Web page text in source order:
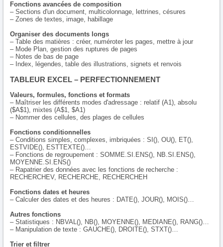
Fonctions avancées de composition
– Sections d'un document, multicolonnage, lettrines, césures
– Zones de textes, image, habillage
Organiser des documents longs
– Table des matières : créer, numéroter les pages, mettre à jour
– Mode Plan, gestion des ruptures de pages
– Notes de bas de page
– Index, légendes, table des illustrations, signets et renvois
TABLEUR EXCEL – PERFECTIONNEMENT
Valeurs, formules, fonctions et formats
– Maîtriser les différents modes d'adressage : relatif (A1), absolu
($A$1), mixtes (A$1, $A1)
– Nommer des cellules, des plages de cellules
Fonctions conditionnelles
– Conditions simples, complexes, imbriquées : SI(), OU(), ET(),
ESTVIDE(), ESTTEXTE()…
– Fonctions de regroupement : SOMME.SI.ENS(), NB.SI.ENS(),
MOYENNE.SI.ENS()
– Rapatrier des données avec les fonctions de recherche :
RECHERCHEV, RECHERCHE, RECHERCHEH
Fonctions dates et heures
– Calculer des dates et des heures : DATE(), JOUR(), MOIS()…
Autres fonctions
– Statistiques : NBVAL(), NB(), MOYENNE(), MEDIANE(), RANG()…
– Manipulation de texte : GAUCHE(), DROITE(), STXT()…
Trier et filtrer